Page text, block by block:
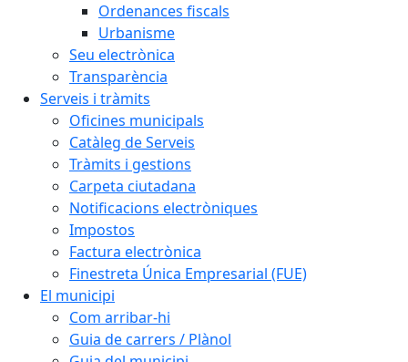
Ordenances fiscals
Urbanisme
Seu electrònica
Transparència
Serveis i tràmits
Oficines municipals
Catàleg de Serveis
Tràmits i gestions
Carpeta ciutadana
Notificacions electròniques
Impostos
Factura electrònica
Finestreta Única Empresarial (FUE)
El municipi
Com arribar-hi
Guia de carrers / Plànol